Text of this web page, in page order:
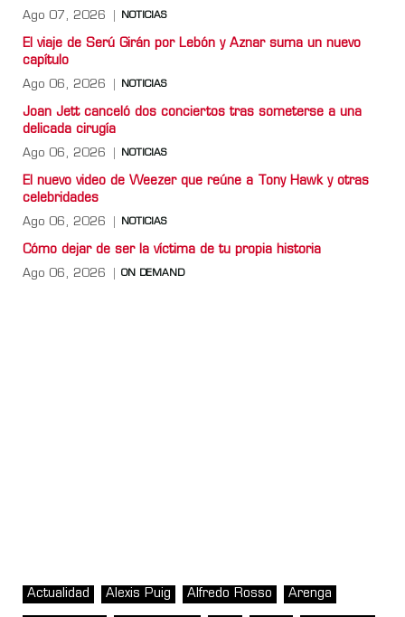
Ago 07, 2026 NOTICIAS
El viaje de Serú Girán por Lebón y Aznar suma un nuevo
capítulo
Ago 06, 2026 NOTICIAS
Joan Jett canceló dos conciertos tras someterse a una
delicada cirugía
Ago 06, 2026 NOTICIAS
El nuevo video de Weezer que reúne a Tony Hawk y otras
celebridades
Ago 06, 2026 NOTICIAS
Cómo dejar de ser la víctima de tu propia historia
Ago 06, 2026 ON DEMAND
Actualidad Alexis Puig Alfredo Rosso Arenga